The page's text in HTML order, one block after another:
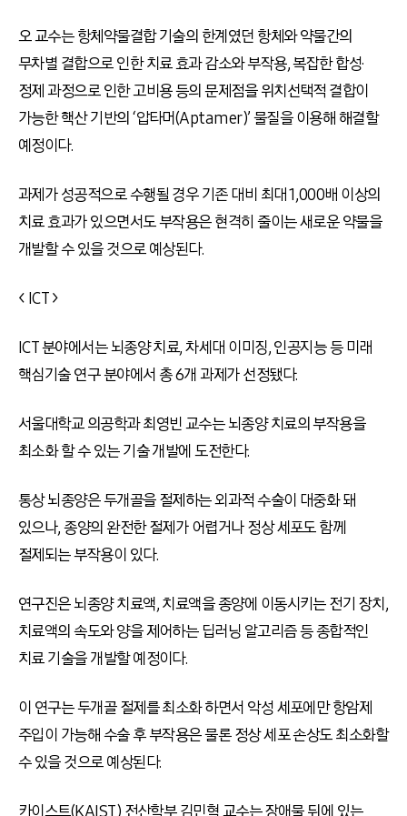
오 교수는 항체약물결합 기술의 한계였던 항체와 약물간의
무차별 결합으로 인한 치료 효과 감소와 부작용, 복잡한 합성·
정제 과정으로 인한 고비용 등의 문제점을 위치선택적 결합이
가능한 핵산 기반의 ‘압타머(Aptamer)’ 물질을 이용해 해결할
예정이다.
과제가 성공적으로 수행될 경우 기존 대비 최대 1,000배 이상의
치료 효과가 있으면서도 부작용은 현격히 줄이는 새로운 약물을
개발할 수 있을 것으로 예상된다.
< ICT >
ICT 분야에서는 뇌종양 치료, 차세대 이미징, 인공지능 등 미래
핵심기술 연구 분야에서 총 6개 과제가 선정됐다.
서울대학교 의공학과 최영빈 교수는 뇌종양 치료의 부작용을
최소화 할 수 있는 기술 개발에 도전한다.
통상 뇌종양은 두개골을 절제하는 외과적 수술이 대중화 돼
있으나, 종양의 완전한 절제가 어렵거나 정상 세포도 함께
절제되는 부작용이 있다.
연구진은 뇌종양 치료액, 치료액을 종양에 이동시키는 전기 장치,
치료액의 속도와 양을 제어하는 딥러닝 알고리즘 등 종합적인
치료 기술을 개발할 예정이다.
이 연구는 두개골 절제를 최소화 하면서 악성 세포에만 항암제
주입이 가능해 수술 후 부작용은 물론 정상 세포 손상도 최소화할
수 있을 것으로 예상된다.
카이스트(KAIST) 전산학부 김민혁 교수는 장애물 뒤에 있는